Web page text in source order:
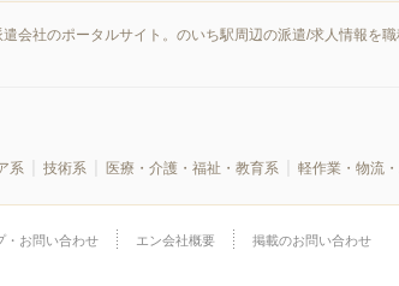
社のポータルサイト。のいち駅周辺の派遣/求人情報を職
系 技術系 医療・介護・福祉・教育系 軽作業・物流
・お問い合わせ エン会社概要 掲載のお問い合わせ